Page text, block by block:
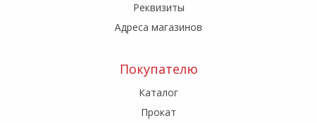
Реквизиты
Адреса магазинов
Покупателю
Каталог
Прокат